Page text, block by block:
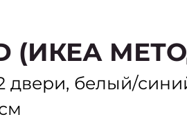
(ИКЕА
двери, белый/